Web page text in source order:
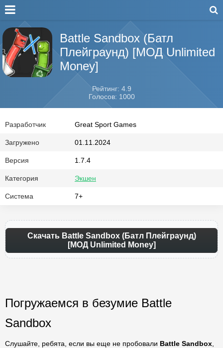
Battle Sandbox (Батл
Плейграунд) [МОД Unlimited
Money]
Рейтинг: 4.9
Голосов: 1000
Разработчик Great Sport Games
Загружено 01.11.2024
Версия 1.7.4
Категория Экшен
Система 7+
Скачать Battle Sandbox (Батл Плейграунд)
[МОД Unlimited Money]
Погружаемся в безумие Battle
Sandbox
Слушайте, ребята, если вы еще не пробовали Battle Sandbox